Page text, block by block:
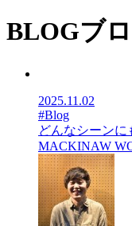
BLOGブ
2025.11.02
#Blog
どんなシーンに
MACKINAW